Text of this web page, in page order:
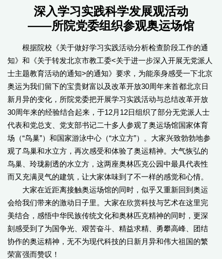
深入学习实践科学发展观活动
——所院党委组织参观奥运场馆
根据院校《关于做好学习实践活动分析检查阶段工作的通
知》和《关于转发北京市教工委<关于进一步深入开展无党派人
士主题教育活动的通知>的通知》要求，为能亲身感受一下北京
奥运为我们留下的宝贵财富以及改革开放30周年来首都北京日
新月异的变化，所院党委把开展学习实践活动与总结改革开放
30周年来的经验结合起来，于12月12日组织了部分无党派人士
代表和党总支、党支部书记二十多人参观了奥运场馆国家体育
场（“鸟巢”）和国家游泳中心（“水立方”）。大家兴致勃勃地参
观了鸟巢和水立方，再次感受和体验了奥运精神。大气恢弘的
鸟巢、玲珑剔透的水立方，这两座奥林匹克公园中最具代表性
而又充满灵气的建筑，让大家体味到了不一样的感觉和心情。
大家在近距离接触奥运场馆的同时，似乎又重新回到奥运
会给我们带来的激动日子里。大家在欣赏科技与艺术在这里完
美结合，感悟中华民族传统文化和奥林匹克精神的同时，更深
刻感受到了为国争光、艰苦奋斗、精益求精、勇攀高峰、团结
协作的奥运精神，无不为现代科技的日新月异和伟大祖国的繁
荣富强而赞叹！